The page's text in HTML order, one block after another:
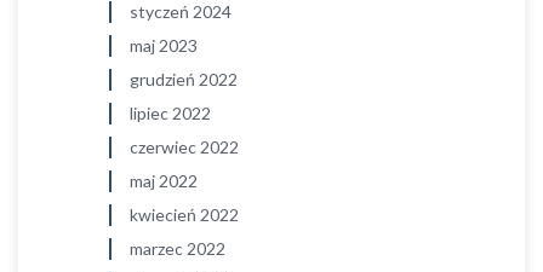
styczeń 2024
maj 2023
grudzień 2022
lipiec 2022
czerwiec 2022
maj 2022
kwiecień 2022
marzec 2022